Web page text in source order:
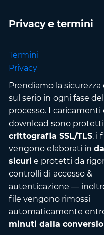
Privacy e termini
Termini
Privacy
Prendiamo la sicurezza
sul serio in ogni fase del
processo. I caricamenti
download sono
crittografia SSL/TLS, i
vengono elaborati in
sicuri e protetti da
controlli di accesso &
autenticazione —
file vengono rimossi
automaticamente
minuti dalla